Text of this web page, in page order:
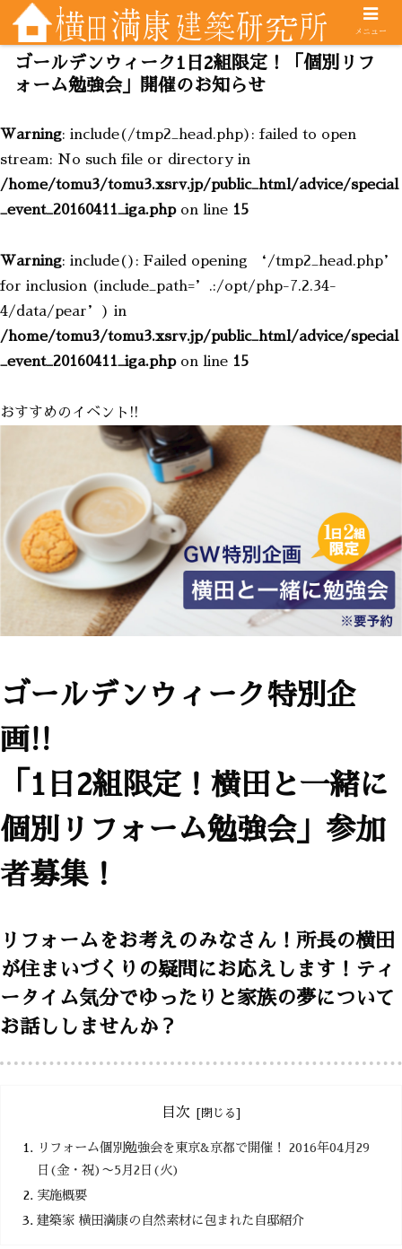
ゴールデンウィーク1日2組限定！「個別リフ
ォーム勉強会」開催のお知らせ
Warning: include(/tmp2_head.php): failed to open
stream: No such file or directory in
/home/tomu3/tomu3.xsrv.jp/public_html/advice/special
_event_20160411_iga.phpon line 15
Warning: include(): Failed opening ‘/tmp2_head.php’
for inclusion (include_path=’.:/opt/php-7.2.34-
4/data/pear’) in
/home/tomu3/tomu3.xsrv.jp/public_html/advice/special
_event_20160411_iga.phpon line 15
おすすめのイベント!!
ゴールデンウィーク特別企
画!!
「1日2組限定！横田と一緒に
個別リフォーム勉強会」参加
者募集！
リフォームをお考えのみなさん！所長の横田
が住まいづくりの疑問にお応えします！ティ
ータイム気分でゆったりと家族の夢について
お話ししませんか？
目次
リフォーム個別勉強会を東京&京都で開催！ 2016年04月29
日(金・祝)〜5月2日(火)
実施概要
建築家 横田満康の自然素材に包まれた自邸紹介
メニュー